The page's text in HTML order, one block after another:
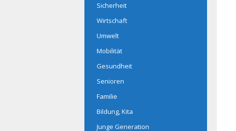
Sicherheit
Wirtschaft
Umwelt
Mobilität
Gesundheit
Senioren
Familie
Bildung, Kita
Junge Generation